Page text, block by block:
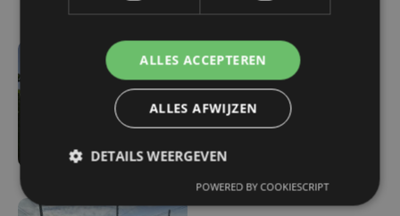
ma 30 maart | 14:42
2025 recordjaar voor
wijn, West-Vlaanderen
ALLES ACCEPTEREN
ALLES AFWIJZEN
DETAILS WEERGEVEN
POWERED BY COOKIESCRIPT